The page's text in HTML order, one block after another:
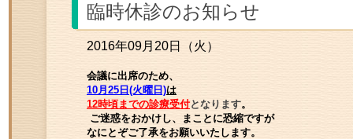
臨時休診のお知らせ
2016年09月20日（火）
会議に出席のため、
10月25日(火曜日)は
12時頃までの診療受付となります。
ご迷惑をおかけし、
まことに恐縮ですが
なにとぞご了承をお願いいたします。